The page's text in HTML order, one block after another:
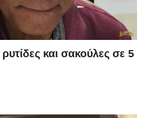
και σακούλες σε 5